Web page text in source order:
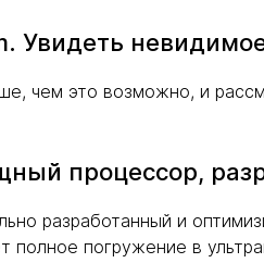
Увидеть
чем это возможно, и
процессор,
разработанный и
полное погружение в